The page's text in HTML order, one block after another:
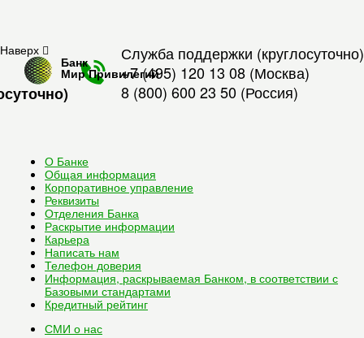
Служба поддержки (круглосуточно)
+7 (495) 120 13 08 (Москва)
8 (800) 600 23 50 (Россия)
Наверх
Банк
Мир Привилегий
О Банке
Общая информация
Корпоративное управление
Реквизиты
Отделения Банка
Раскрытие информации
Карьера
Написать нам
Телефон доверия
Информация, раскрываемая Банком, в соответствии с
Базовыми стандартами
Кредитный рейтинг
СМИ о нас